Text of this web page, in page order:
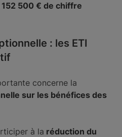
500 € de chiffre
: les ETI
concerne la
sur les bénéfices des
à la réduction du